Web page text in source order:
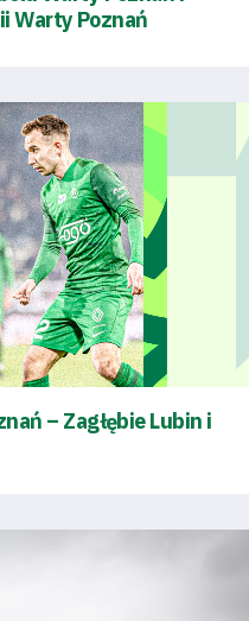
Warty Poznań
– Zagłębie Lubin i